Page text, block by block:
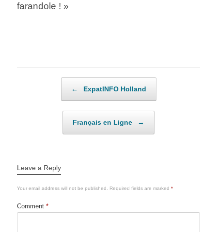
farandole ! »
← ExpatINFO Holland
Français en Ligne →
Leave a Reply
Your email address will not be published. Required fields are marked *
Comment *